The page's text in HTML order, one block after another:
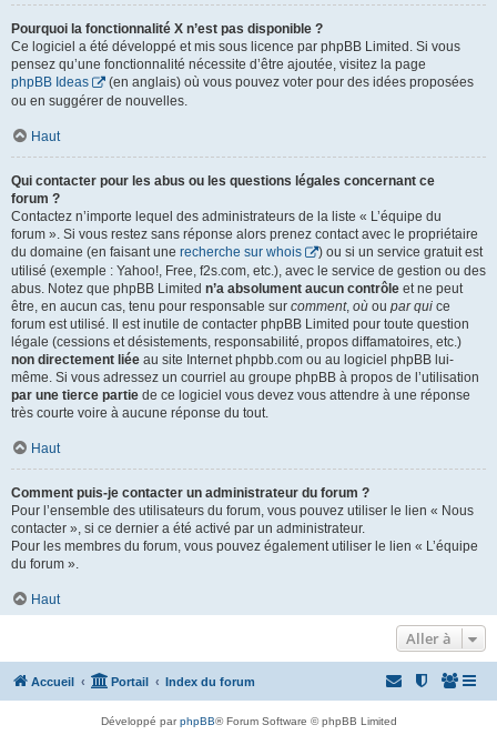
Pourquoi la fonctionnalité X n’est pas disponible ?
Ce logiciel a été développé et mis sous licence par phpBB Limited. Si vous
pensez qu’une fonctionnalité nécessite d’être ajoutée, visitez la page
phpBB Ideas
(en anglais) où vous pouvez voter pour des idées proposées
ou en suggérer de nouvelles.
Haut
Qui contacter pour les abus ou les questions légales concernant ce
forum ?
Contactez n’importe lequel des administrateurs de la liste « L’équipe du
forum ». Si vous restez sans réponse alors prenez contact avec le propriétaire
du domaine (en faisant une recherche sur whois
) ou si un service gratuit est
utilisé (exemple : Yahoo!, Free, f2s.com, etc.), avec le service de gestion ou des
abus. Notez que phpBB Limited n’a absolument aucun contrôle et ne peut
être, en aucun cas, tenu pour responsable sur comment, où ou par qui ce
forum est utilisé. Il est inutile de contacter phpBB Limited pour toute question
légale (cessions et désistements, responsabilité, propos diffamatoires, etc.)
non directement liée au site Internet phpbb.com ou au logiciel phpBB lui-
même. Si vous adressez un courriel au groupe phpBB à propos de l’utilisation
par une tierce partie de ce logiciel vous devez vous attendre à une réponse
très courte voire à aucune réponse du tout.
Haut
Comment puis-je contacter un administrateur du forum ?
Pour l’ensemble des utilisateurs du forum, vous pouvez utiliser le lien « Nous
contacter », si ce dernier a été activé par un administrateur.
Pour les membres du forum, vous pouvez également utiliser le lien « L’équipe
du forum ».
Haut
Aller à
Accueil Portail Index du forum
Développé parphpBB® Forum Software © phpBB Limited